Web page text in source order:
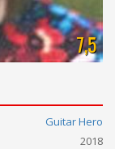
7,5
Guitar Hero
2018